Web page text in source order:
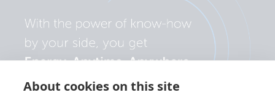
About cookies on this site